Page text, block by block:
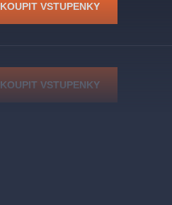
KOUPIT VSTUPENKY
KOUPIT VSTUPENKY